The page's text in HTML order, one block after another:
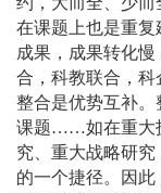
在课题上也是重
成果，成果转化
合，科教联合，科
整合是优势互补。
课题……如在重大
究、重大战略研
的一个捷径。因